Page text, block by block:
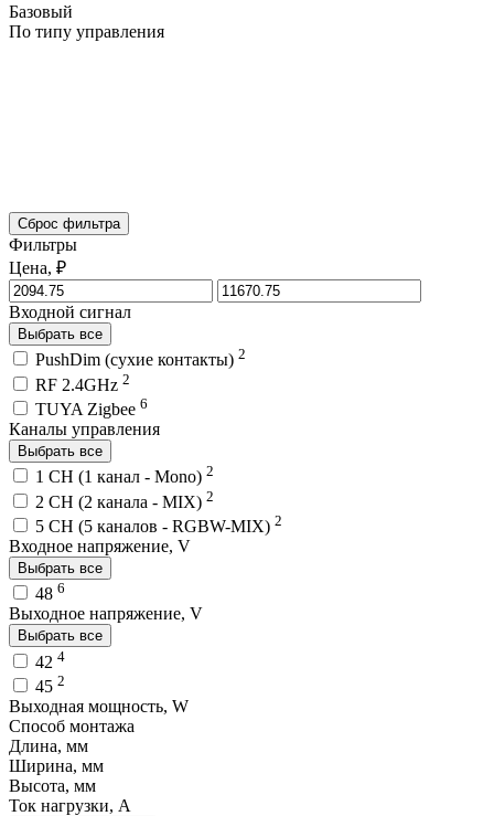
Базовый
По типу управления
Сброс фильтра
Фильтры
Цена, ₽
Входной сигнал
Выбрать все
PushDim (сухие контакты) 2
RF 2.4GHz 2
TUYA Zigbee 6
Каналы управления
Выбрать все
1 CH (1 канал - Mono) 2
2 CH (2 канала - MIX) 2
5 CH (5 каналов - RGBW-MIX) 2
Входное напряжение, V
Выбрать все
48 6
Выходное напряжение, V
Выбрать все
42 4
45 2
Выходная мощность, W
Способ монтажа
Длина, мм
Ширина, мм
Высота, мм
Ток нагрузки, A